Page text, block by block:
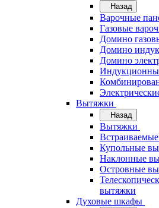
Назад
Варочные
Газовые
Домино
Домино
Домино
Вытяжки
Назад
Вытяжки
Купольные
Наклонные
Островные
вытяжки
Духовые шкафы